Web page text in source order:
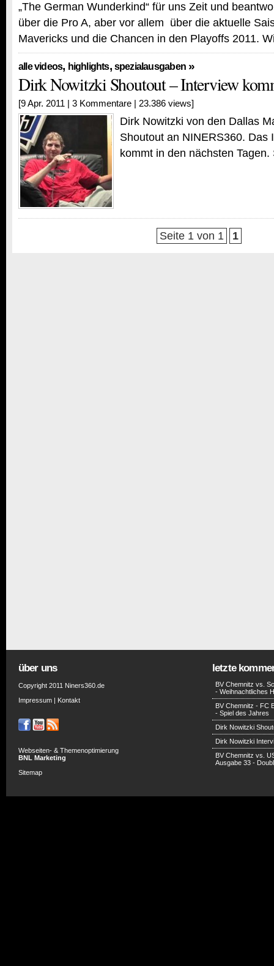
„The German Wunderkind“ für uns Zeit und
über die Pro A, aber vor allem über die aktuelle
Mavericks und die Chancen in den Playoffs 2011.
alle videos, highlights, spezialausgaben »
Dirk Nowitzki Shoutout – Interview
[9 Apr. 2011 | 3 Kommentare | 23.386 views]
Dirk Nowitzki von den Dallas
Shoutout an NINERS360. Das
kommt in den nächsten Tagen.
Seite 1 von 1 1
über uns
Copyright 2011 Niners360.de
Impressum | Kontakt
Webseiten- & Themenoptimierung
BNL Marketing
Sitemap
letzte
BV Chemnitz vs.
- Weihnachtliches
BV Chemnitz - FC
- Spiel des Jahres
Dirk Nowitzki
Dirk Nowitzki
BV Chemnitz vs.
Ausgabe 33 -